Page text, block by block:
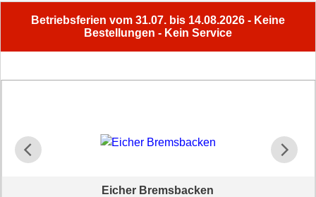
Betriebsferien vom 31.07. bis 14.08.2026 - Keine
Bestellungen - Kein Service
Eicher Bremsbacken